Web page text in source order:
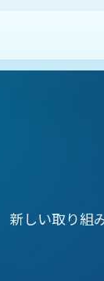
新しい取り組